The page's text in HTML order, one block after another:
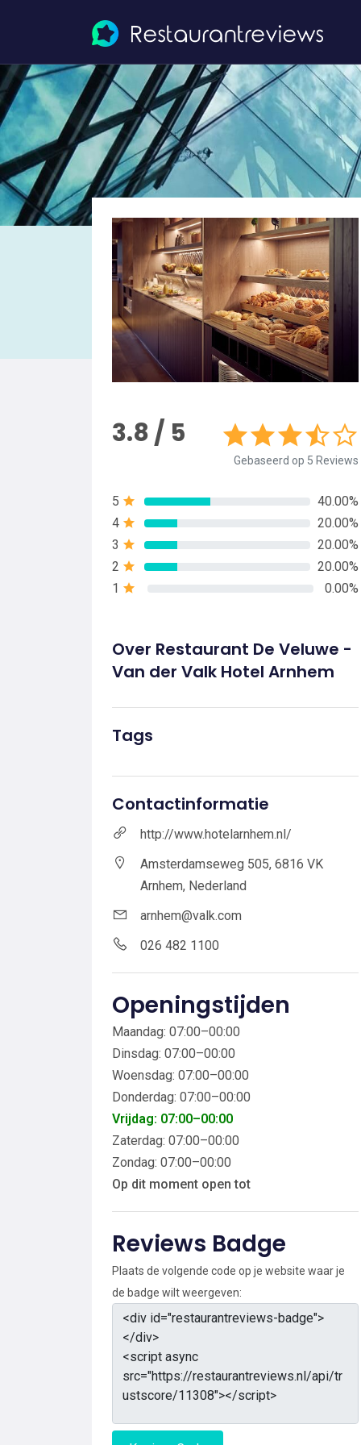
3.8 / 5
Gebaseerd op 5 Reviews
5
40.00%
4
20.00%
3
20.00%
2
20.00%
1
0.00%
Over Restaurant De Veluwe -
Van der Valk Hotel Arnhem
Tags
Contactinformatie
http://www.hotelarnhem.nl/
Amsterdamseweg 505, 6816 VK
Arnhem, Nederland
arnhem@valk.com
026 482 1100
Openingstijden
Maandag: 07:00–00:00
Dinsdag: 07:00–00:00
Woensdag: 07:00–00:00
Donderdag: 07:00–00:00
Vrijdag: 07:00–00:00
Zaterdag: 07:00–00:00
Zondag: 07:00–00:00
Op dit moment open tot
Reviews Badge
Plaats de volgende code op je website waar je
de badge wilt weergeven: